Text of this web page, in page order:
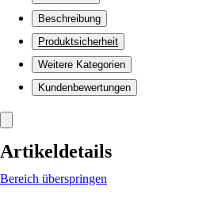
Beschreibung
Produktsicherheit
Weitere Kategorien
Kundenbewertungen
Artikeldetails
Bereich überspringen